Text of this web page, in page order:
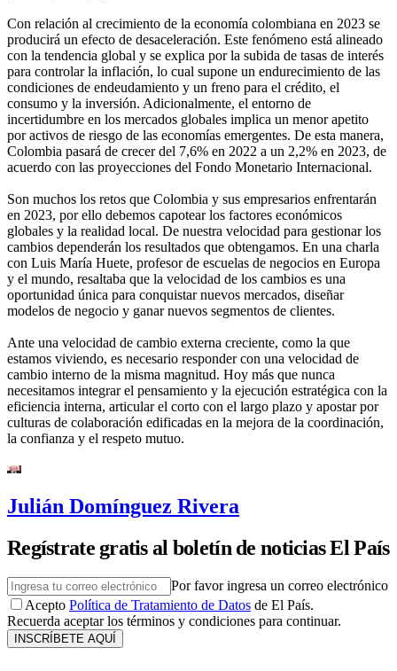
Con relación al crecimiento de la economía colombiana en 2023 se
producirá un efecto de desaceleración. Este fenómeno está alineado
con la tendencia global y se explica por la subida de tasas de interés
para controlar la inflación, lo cual supone un endurecimiento de las
condiciones de endeudamiento y un freno para el crédito, el
consumo y la inversión. Adicionalmente, el entorno de
incertidumbre en los mercados globales implica un menor apetito
por activos de riesgo de las economías emergentes. De esta manera,
Colombia pasará de crecer del 7,6% en 2022 a un 2,2% en 2023, de
acuerdo con las proyecciones del Fondo Monetario Internacional.
Son muchos los retos que Colombia y sus empresarios enfrentarán
en 2023, por ello debemos capotear los factores económicos
globales y la realidad local. De nuestra velocidad para gestionar los
cambios dependerán los resultados que obtengamos. En una charla
con Luis María Huete, profesor de escuelas de negocios en Europa
y el mundo, resaltaba que la velocidad de los cambios es una
oportunidad única para conquistar nuevos mercados, diseñar
modelos de negocio y ganar nuevos segmentos de clientes.
Ante una velocidad de cambio externa creciente, como la que
estamos viviendo, es necesario responder con una velocidad de
cambio interno de la misma magnitud. Hoy más que nunca
necesitamos integrar el pensamiento y la ejecución estratégica con la
eficiencia interna, articular el corto con el largo plazo y apostar por
culturas de colaboración edificadas en la mejora de la coordinación,
la confianza y el respeto mutuo.
Julián Domínguez Rivera
Regístrate gratis al boletín de noticias El País
Por favor ingresa un correo electrónico
Acepto Política de Tratamiento de Datos de El País.
Recuerda aceptar los términos y condiciones para continuar.
INSCRÍBETE AQUÍ